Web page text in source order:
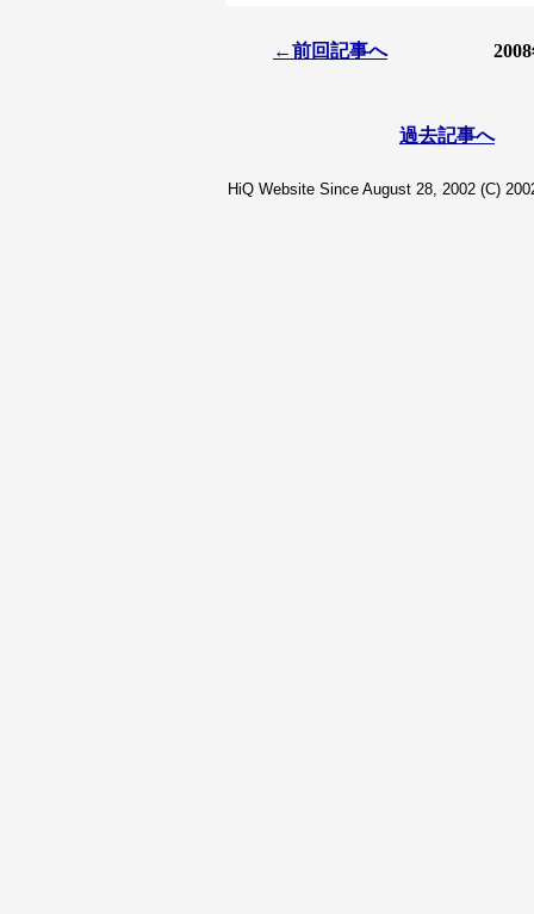
←前回記事へ
過去記事へ
HiQ Website Since August 28, 2002 (C)